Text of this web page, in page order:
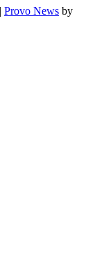
| Provo News by